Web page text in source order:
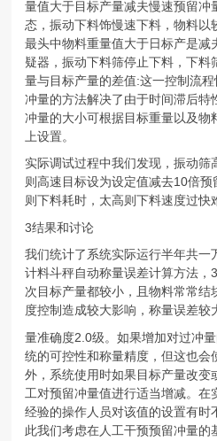
量值大于目标产量减夫慢速预留冲
态，振动下料饰慢速下料，物料以
最头中物料重量值大于日标产是减
疑器，振动下料筛停止下料，下料
量与目标产量的差值:这一控制流
冲量的方法解决了由于时间滞后特
冲量的大小可根据目标重量以及物
上设置。
实际调试过程中我们发现，振动筛
则高速目标设为设定值减去10倍
则下料耗时，太高则下料速度过快
3结果和讨论
我们统计了系统实际运行半年共一
计料斗秤自动称量误差计算方法，
次目标产量都较小，且物料常常结
度控制造成较大影响，称量误差较
量准确度2.0级。如果增加对过冲
统的可控性和称量精度，但这也会
外，系统使用时如果目标产量改变
工对预留冲量值进行适当增减。在
经验的操作人员对该值的设置有时
此我们考虑在人工干预预留冲量的